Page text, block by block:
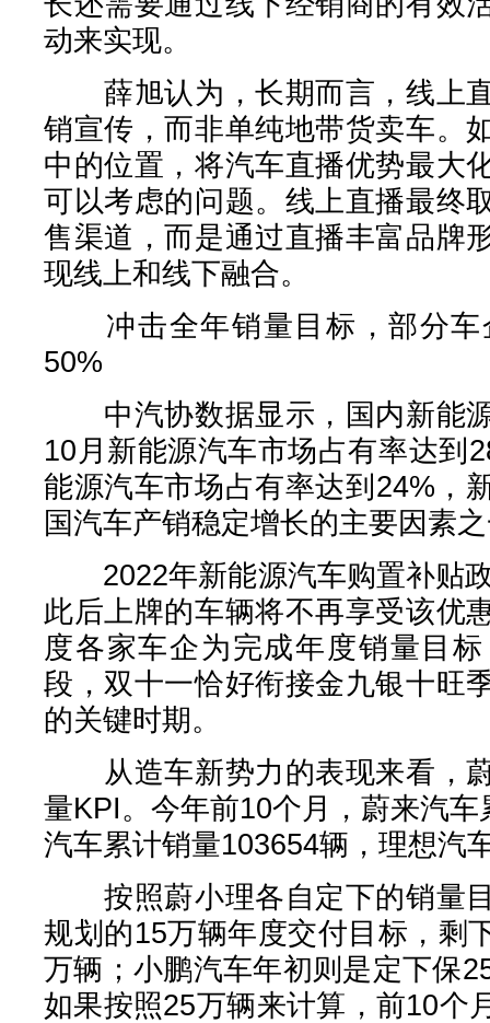
动来实现。
薛旭认为，长期而言，线上
销宣传，而非单纯地带货卖车。
中的位置，将汽车直播优势最大
可以考虑的问题。线上直播最终
售渠道，而是通过直播丰富品牌
现线上和线下融合。
冲击全年销量目标，部分车
50%
中汽协数据显示，国内新能
10月新能源汽车市场占有率达到
能源汽车市场占有率达到24%，
国汽车产销稳定增长的主要因素
2022年新能源汽车购置补贴政
此后上牌的车辆将不再享受该优
度各家车企为完成年度销量目
段，双十一恰好衔接金九银十旺
的关键时期。
从造车新势力的表现来看，
量KPI。今年前10个月，蔚来汽
汽车累计销量103654辆，理想汽
按照蔚小理各自定下的销量
规划的15万辆年度交付目标，剩
万辆；小鹏汽车年初则是定下保
如果按照25万辆来计算，前10个